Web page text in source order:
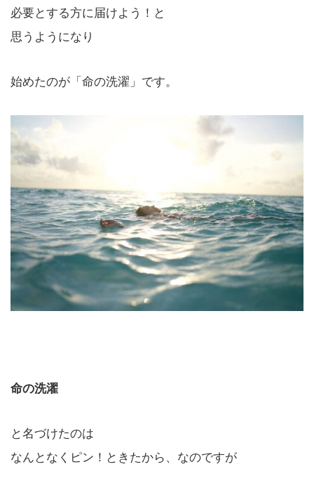
必要とする方に届けよう！と
思うようになり
始めたのが「命の洗濯」です。
命の洗濯
と名づけたのは
なんとなくピン！ときたから、なのですが